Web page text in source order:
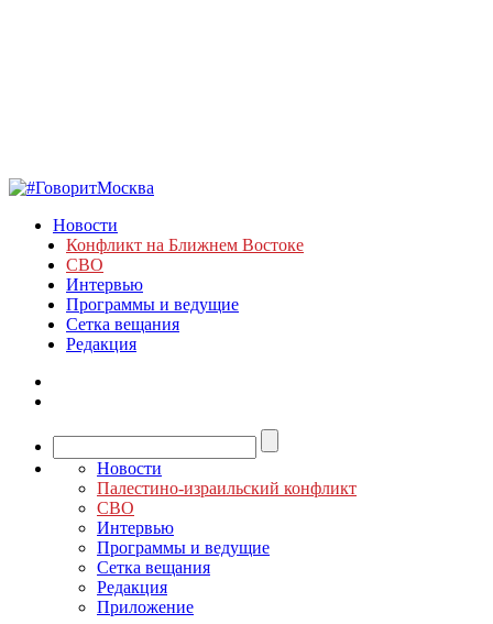
Новости
Конфликт на Ближнем Востоке
СВО
Интервью
Программы и ведущие
Сетка вещания
Редакция
Новости
Палестино-израильский конфликт
СВО
Интервью
Программы и ведущие
Сетка вещания
Редакция
Приложение